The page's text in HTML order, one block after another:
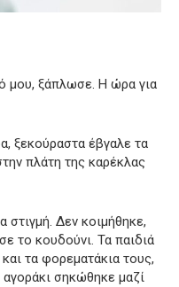
μου, ξάπλωσε. Η ώρα για
ξεκούραστα έβγαλε τα
πλάτη της καρέκλας
Δεν κοιμήθηκε,
το κουδούνι. Τα παιδιά
τα φορεματάκια τους,
σηκώθηκε μαζί